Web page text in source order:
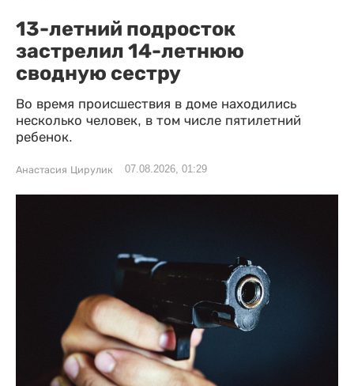
13-летний подросток
застрелил 14-летнюю
сводную сестру
Во время происшествия в доме находились
несколько человек, в том числе пятилетний
ребенок.
Анастасия Цирулик 07.08.2026, 01:29